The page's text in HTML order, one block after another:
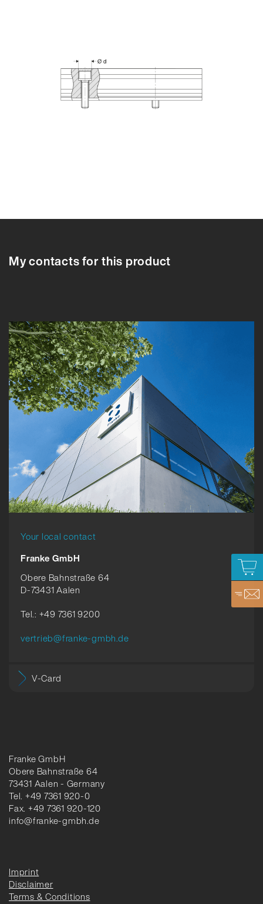
My contacts for this product
Your local contact
Franke GmbH
Obere Bahnstraße 64
D-73431 Aalen
Tel.: +49 7361 9200
vertrieb@franke-gmbh.de
V-Card
Franke GmbH
Obere Bahnstraße 64
73431 Aalen - Germany
Tel. +49 7361 920-0
Fax. +49 7361 920-120
info@franke-gmbh.de
Imprint
Disclaimer
Terms & Conditions